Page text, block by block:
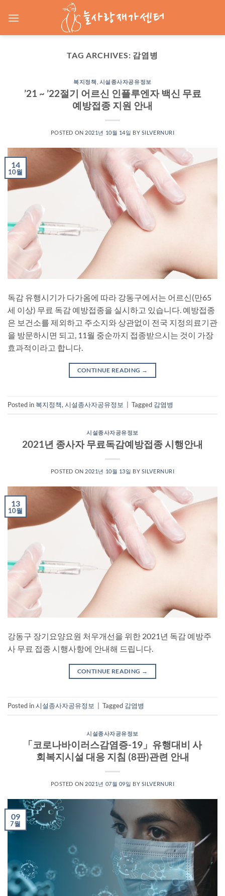
TAG ARCHIVES: 감염병
복지정책 시설종사자공유정보
’21 ~ ’22절기 어르신 인플루엔자 백신 무료
예방접종 지원 안내
POSTED ON 2021년 10월 14일 BY SILVERNURI
14
10월
독감 유행시기가 다가옴에 따라 강동구에서는 어르신(만65
세 이상) 무료 독감 예방접종을 실시하고 있습니다. 예방접종
은 보건소를 제외하고 주소지와 상관없이 전국 지정의료기관
을 방문하시면 되고, 11월 중순까지 접종받으시는 것이 가장
효과적이라고 합니다.
CONTINUE READING →
Posted in 복지정책,시설종사자공유정보 Tagged 감염병
시설종사자공유정보
2021년 종사자 무료독감예방접종 시행안내
POSTED ON 2021년 10월 13일 BY SILVERNURI
13
10월
강동구 장기요양요원 처우개선을 위한 2021년 독감 예방주
사 무료 접종 시행사항에 안내해 드립니다.
CONTINUE READING →
Posted in시설종사자공유정보 Tagged 감염병
시설종사자공유정보
「코로나바이러스감염증-19」유행대비 사
회복지시설 대응 지침 (8판)관련 안내
POSTED ON 2021년 07월 09일 BY SILVERNURI
09
7월